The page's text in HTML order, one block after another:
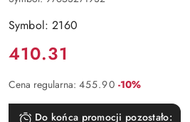
Symbol: 2160
Cena:
410.31
Cena regularna: 455.90 Rabat:
-10%
Do końca promocji pozostało: